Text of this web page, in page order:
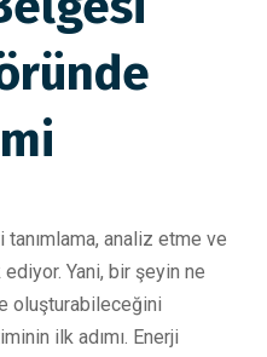
analiz etme ve
Yani, bir şeyin ne
oluşturabileceğini
ilk adımı. Enerji